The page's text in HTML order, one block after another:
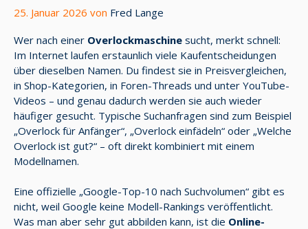
25. Januar 2026 von Fred Lange
Wer nach einer Overlockmaschine sucht, merkt schnell:
Im Internet laufen erstaunlich viele Kaufentscheidungen
über dieselben Namen. Du findest sie in Preisvergleichen,
in Shop-Kategorien, in Foren-Threads und unter YouTube-
Videos – und genau dadurch werden sie auch wieder
häufiger gesucht. Typische Suchanfragen sind zum Beispiel
„Overlock für Anfänger“, „Overlock einfädeln“ oder „Welche
Overlock ist gut?“ – oft direkt kombiniert mit einem
Modellnamen.
Eine offizielle „Google-Top-10 nach Suchvolumen“ gibt es
nicht, weil Google keine Modell-Rankings veröffentlicht.
Was man aber sehr gut abbilden kann, ist die Online-